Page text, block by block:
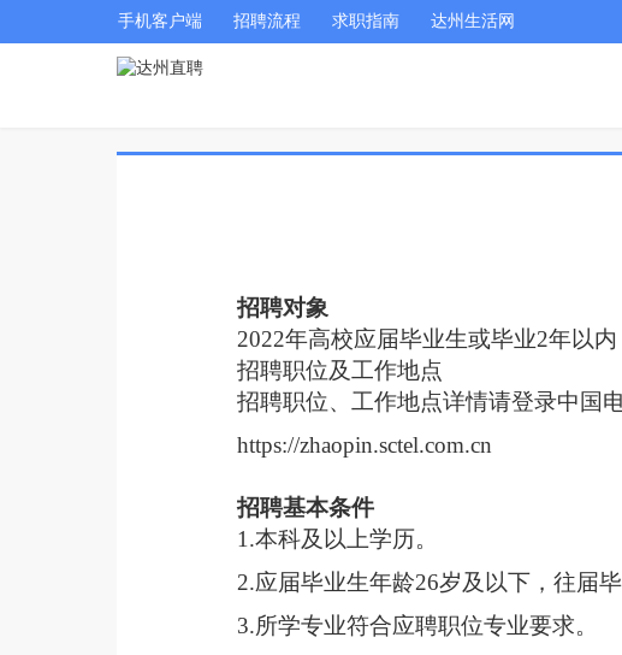
手机客户端 招聘流程 求职指南 达州生活网
招聘对象
2022年高校应届毕业生或毕业2年以
招聘职位及工作地点
招聘职位、工作地点详情请登录中国
https://zhaopin.sctel.com.cn
招聘基本条件
1.本科及以上学历。
2.应届毕业生年龄26岁及以下，往届
3.所学专业符合应聘职位专业要求。